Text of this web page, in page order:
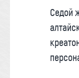
Седой